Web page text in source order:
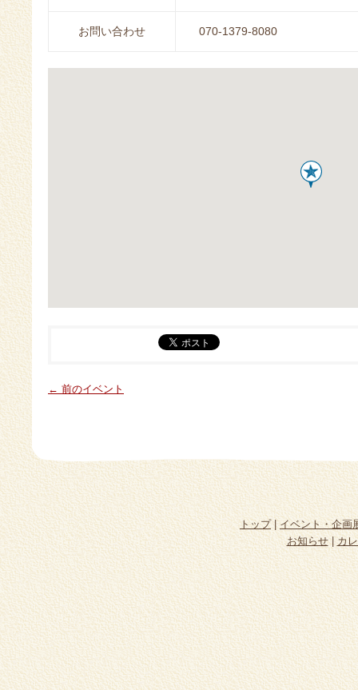
お問い合わせ 070-1379-8080
← 前のイベント
トップ|イベント・企画
お知らせ|カ